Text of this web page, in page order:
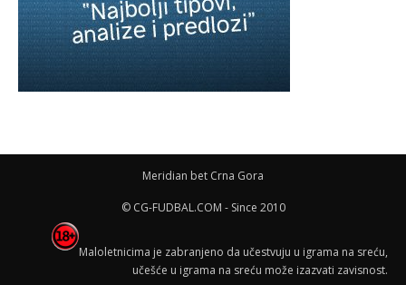
Meridian bet Crna Gora
© CG-FUDBAL.COM - Since 2010
Maloletnicima je zabranjeno da učestvuju u igrama na sreću,
učešće u igrama na sreću može izazvati zavisnost.